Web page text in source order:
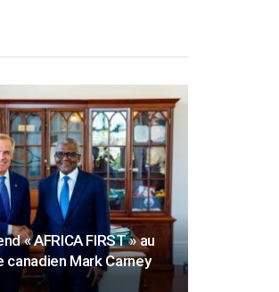
« AFRICA FIRST » au
Mark Carney